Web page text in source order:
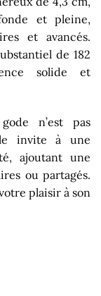
et pleine,
et avancés.
de 182
solide et
n’est pas
invite à une
ajoutant une
ou partagés.
plaisir à son